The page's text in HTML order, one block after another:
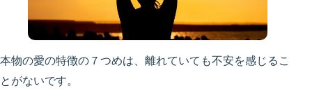
本物の愛の特徴の７つめは、離れていても不安を感じるこ
とがないです。